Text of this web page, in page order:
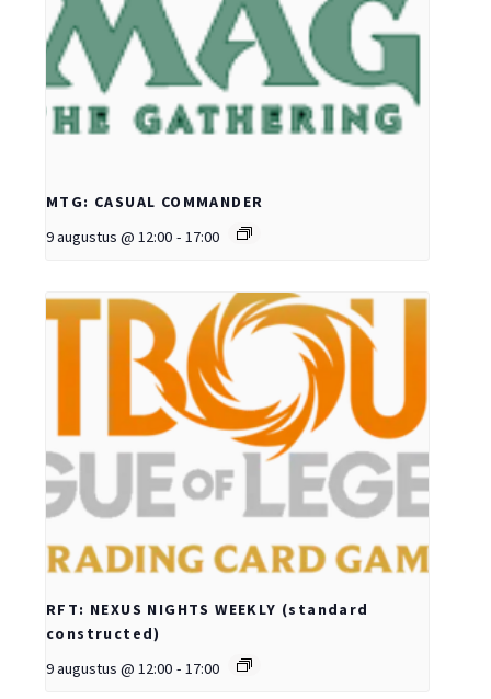
MTG: CASUAL COMMANDER
9 augustus @ 12:00 - 17:00
RFT: NEXUS NIGHTS WEEKLY (standard
constructed)
9 augustus @ 12:00 - 17:00